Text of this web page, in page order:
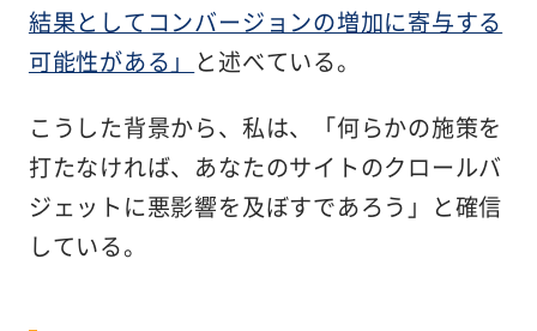
結果としてコンバージョンの増加に寄与する
可能性がある」 と述べている。
こうした背景から、私は、「何らかの施策を
打たなければ、あなたのサイトのクロールバ
ジェットに悪影響を及ぼすであろう」と確信
している。